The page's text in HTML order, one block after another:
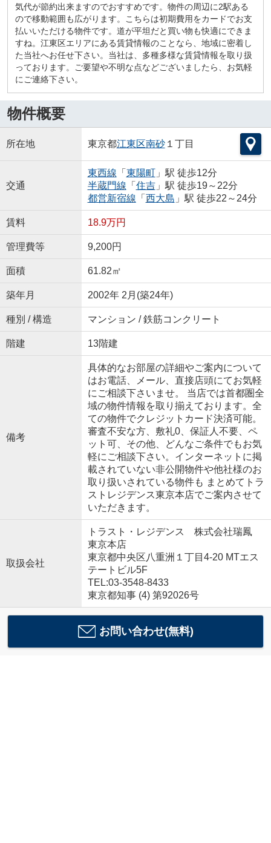
気代が節約出来ますのでおすすめです。物件の周辺に2駅ある
ので移動範囲も広がります。こちらは初期費用をカードでお支
払いいただける物件です。道が平坦だと買い物も快適にできま
すね。江東区エリアにある賃貸情報のことなら、地域に密着し
た当社へお任せ下さい。当社は、多種多様な賃貸情報を取り扱
っております。ご要望や不明な点などございましたら、お気軽
にご連絡下さい。
物件概要
所在地 東京都江東区南砂１丁目
交通
東西線 「 東陽町」駅 徒歩12分
半蔵門線 「 住吉」駅 徒歩19～22分
都営新宿線 「 西大島 」駅 徒歩22～24分
賃料 18.9万円
管理費等 9,200円
面積 61.82㎡
築年月 2002年 2月(築24年)
種別 / 構造 マンション / 鉄筋コンクリート
階建 13階建
備考
具体的なお部屋の詳細やご案内について
はお電話、メール、直接店頭にてお気軽
にご相談下さいませ。 当店では首都圏全
域の物件情報を取り揃えております。全
ての物件でクレジットカード決済可能。
審査不安な方、敷礼0、保証人不要、ペ
ット可、その他、どんなご条件でもお気
軽にご相談下さい。インターネットに掲
載されていない非公開物件や他社様のお
取り扱いされている物件も まとめてトラ
ストレジデンス東京本店でご案内させて
いただきます。
取扱会社
トラスト・レジデンス 株式会社瑞鳳
東京本店
東京都中央区八重洲１丁目4-20 MTエス
テートビル5F
TEL:03-3548-8433
東京都知事 (4) 第92026号
お問い合わせ(無料)